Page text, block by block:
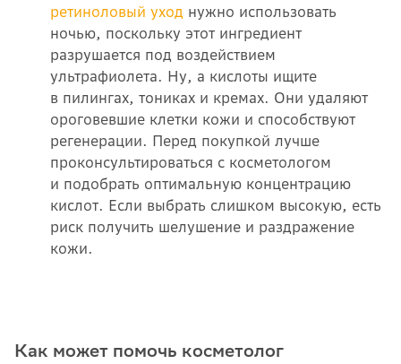
ретиноловый уход нужно использовать
ночью, поскольку этот ингредиент
разрушается под воздействием
ультрафиолета. Ну, а кислоты ищите
в пилингах, тониках и кремах. Они удаляют
ороговевшие клетки кожи и способствуют
регенерации. Перед покупкой лучше
проконсультироваться с косметологом
и подобрать оптимальную концентрацию
кислот. Если выбрать слишком высокую, есть
риск получить шелушение и раздражение
кожи.
Как может помочь косметолог